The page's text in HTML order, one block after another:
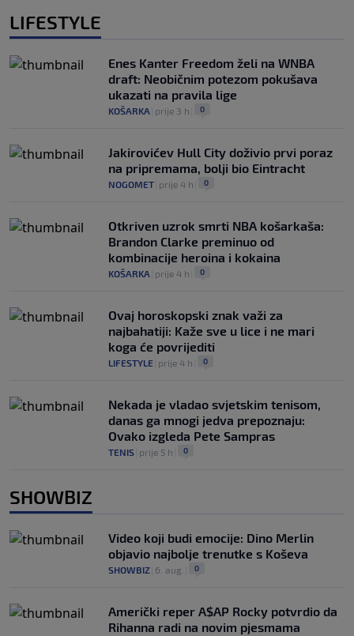
LIFESTYLE
Enes Kanter Freedom želi na WNBA
draft: Neobičnim potezom pokušava
ukazati na pravila lige
KOŠARKA prije 3 h 0
Jakirovićev Hull City doživio prvi poraz
na pripremama, bolji bio Eintracht
NOGOMET prije 4 h 0
Otkriven uzrok smrti NBA košarkaša:
Brandon Clarke preminuo od
kombinacije heroina i kokaina
KOŠARKA prije 4 h 0
Ovaj horoskopski znak važi za
najbahatiji: Kaže sve u lice i ne mari
koga će povrijediti
LIFESTYLE prije 4 h 0
Nekada je vladao svjetskim tenisom,
danas ga mnogi jedva prepoznaju:
Ovako izgleda Pete Sampras
TENIS prije 5 h 0
SHOWBIZ
Video koji budi emocije: Dino Merlin
objavio najbolje trenutke s Koševa
SHOWBIZ 6. aug. 0
Američki reper A$AP Rocky potvrdio da
Rihanna radi na novim pjesmama